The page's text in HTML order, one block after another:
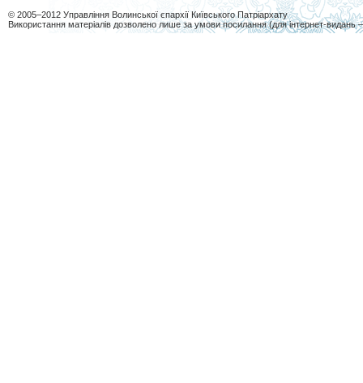
© 2005–2012 Управління Волинської єпархії Київського Патріархату
Використання матеріалів дозволено лише за умови посилання (для інтернет-видань